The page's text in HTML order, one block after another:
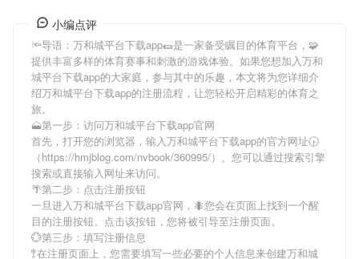
小编点评
🔦导语： 万和城平台下载app🌯是一家备受瞩目的体育平台，🧩
提供丰富多样的体育赛事和刺激的游戏体验。如果您想加入万和
城平台下载app的大家庭，参与其中的乐趣，本文将为您详细介
绍万和城平台下载app的注册流程，让您轻松开启精彩的体育之
旅。
🗻第一步：访问万和城平台下载app官网
首先，打开您的浏览器，输入万和城平台下载app的官方网址🕟
（https://hmjblog.com/nvbook/360995/）。您可以通过搜索引擎
搜索或直接输入网址来访问。
🌴第二步：点击注册按钮
一旦进入万和城平台下载app官网，🐜您会在页面上找到一个醒
目的注册按钮。点击该按钮，您将被引导至注册页面。
💮第三步：填写注册信息
🚏在注册页面上，您需要填写一些必要的个人信息来创建万和城